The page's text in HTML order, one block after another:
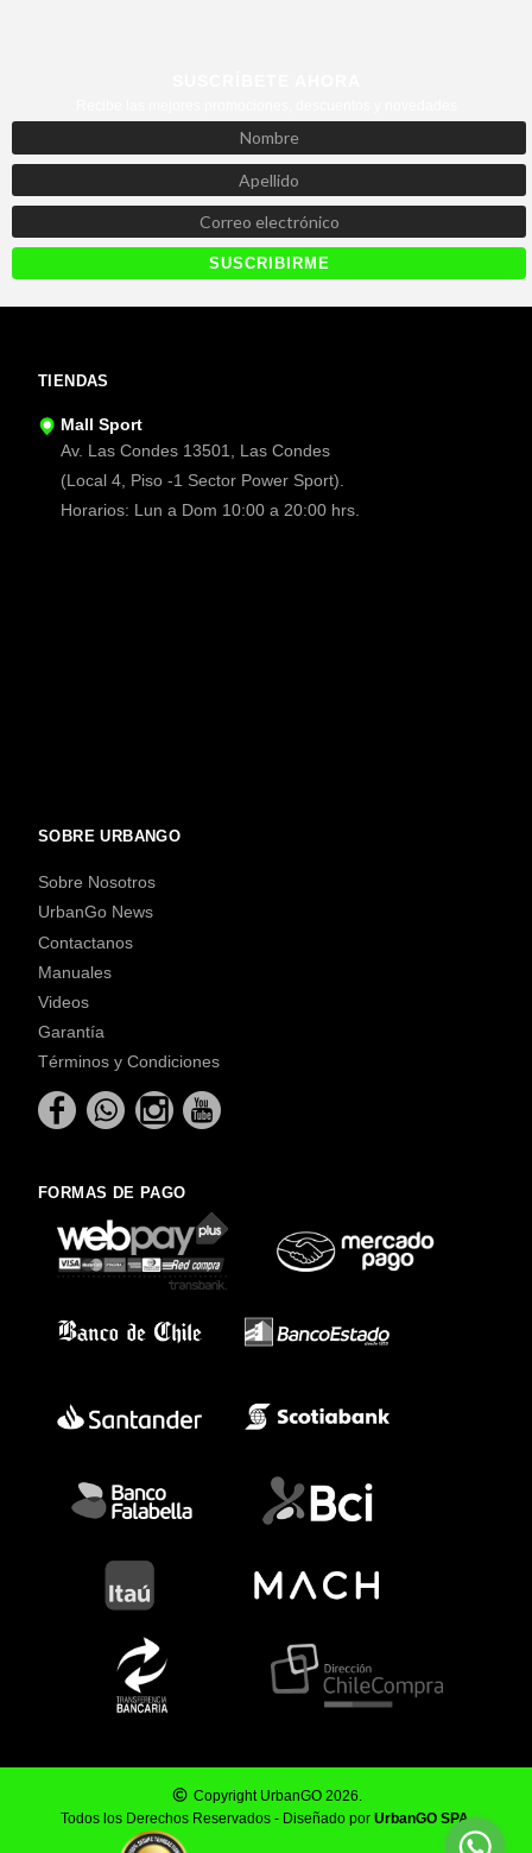
TIENDAS
Mall Sport
Av. Las Condes 13501, Las Condes
(Local 4, Piso -1 Sector Power Sport).
Horarios: Lun a Dom 10:00 a 20:00 hrs.
SOBRE URBANGO
Sobre Nosotros
UrbanGo News
Contactanos
Manuales
Videos
Garantía
Términos y Condiciones
FORMAS DE PAGO
Copyright UrbanGO 2026.
Todos los Derechos Reservados - Diseñado por UrbanGO SPA.